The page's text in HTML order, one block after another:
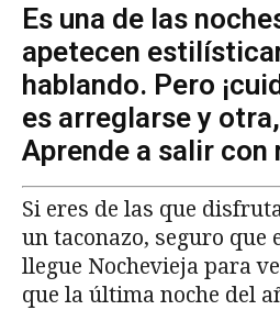
Es una de las
apetecen
hablando. Pero
es arreglarse y
Aprende a salir con
Si eres de las que
un taconazo, seguro que
llegue Nochevieja para
que la última noche del